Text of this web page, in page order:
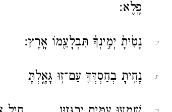
פֶֽלֶא׃
יב נָטִ֙יתָ֙ יְמִ֣ינְךָ֔ תִּבְלָעֵ֖מוֹ
יג נָחִ֥יתָ בְחַסְדְּךָ֖ עַם־ז֣וּ